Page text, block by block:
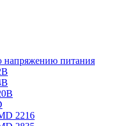
напряжению питания
2216